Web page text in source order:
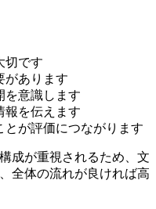
切です
があります
を意識します
報を伝えます
が評価につながります
成が重視されるため、文
全体の流れが良ければ高